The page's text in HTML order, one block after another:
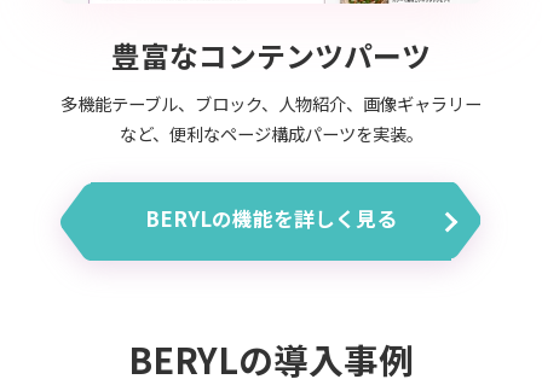
豊富なコンテンツパーツ
多機能テーブル、ブロック、人物紹介、画像ギャラリー
など、 便利なページ構成パーツを実装。
BERYLの機能を詳しく見る
BERYLの導入事例